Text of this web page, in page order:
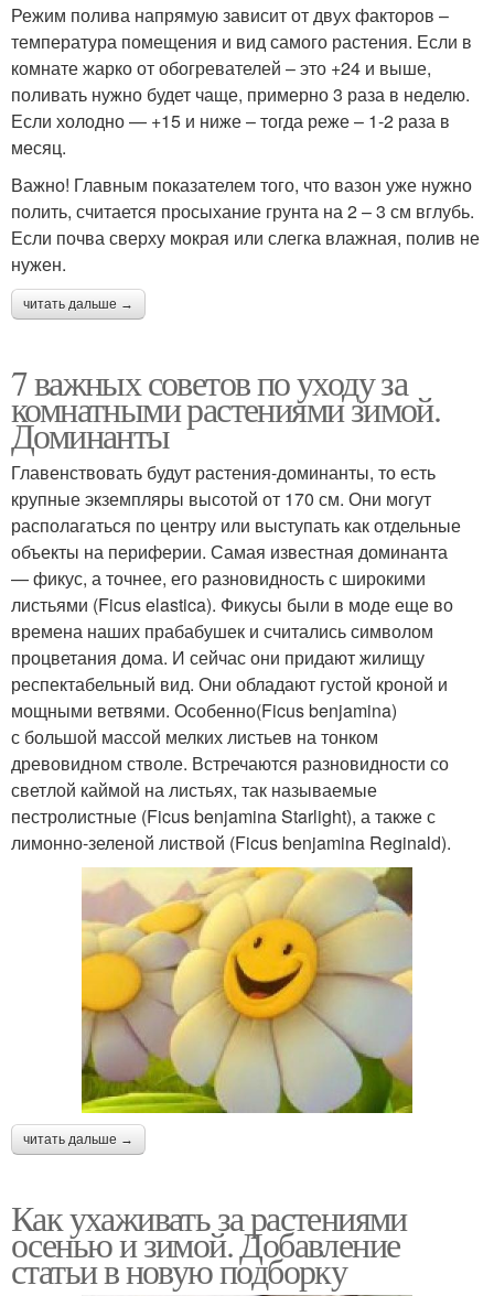
Режим полива напрямую зависит от двух факторов –
температура помещения и вид самого растения. Если в
комнате жарко от обогревателей – это +24 и выше,
поливать нужно будет чаще, примерно 3 раза в неделю.
Если холодно — +15 и ниже – тогда реже – 1-2 раза в
месяц.
Важно! Главным показателем того, что вазон уже нужно
полить, считается просыхание грунта на 2 – 3 см вглубь.
Если почва сверху мокрая или слегка влажная, полив не
нужен.
читать дальше →
7 важных советов по уходу за
комнатными растениями зимой.
Доминанты
Главенствовать будут растения-доминанты, то есть
крупные экземпляры высотой от 170 см. Они могут
располагаться по центру или выступать как отдельные
объекты на периферии. Самая известная доминанта
— фикус, а точнее, его разновидность с широкими
листьями (Ficus elastica). Фикусы были в моде еще во
времена наших прабабушек и считались символом
процветания дома. И сейчас они придают жилищу
респектабельный вид. Они обладают густой кроной и
мощными ветвями. Особенно(Ficus benjamina)
с большой массой мелких листьев на тонком
древовидном стволе. Встречаются разновидности со
светлой каймой на листьях, так называемые
пестролистные (Ficus benjamina Starlight), а также с
лимонно-зеленой листвой (Ficus benjamina Reginald).
читать дальше →
Как ухаживать за растениями
осенью и зимой. Добавление
статьи в новую подборку